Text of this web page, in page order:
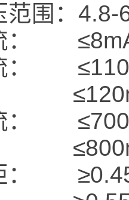
范围：4.8-
：
：
：
：